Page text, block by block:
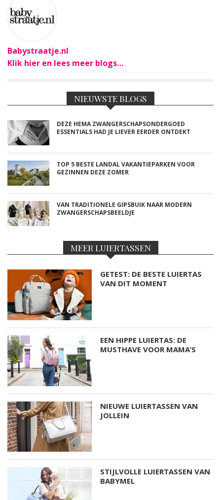
Babystraatje.nl
Klik hier en lees meer blogs…
NIEUWSTE BLOGS
DEZE HEMA ZWANGERSCHAPSONDERGOED
ESSENTIALS HAD JE LIEVER EERDER ONTDEKT
TOP 5 BESTE LANDAL VAKANTIEPARKEN VOOR
GEZINNEN DEZE ZOMER
VAN TRADITIONELE GIPSBUIK NAAR MODERN
ZWANGERSCHAPSBEELDJE
MEER LUIERTASSEN
GETEST: DE BESTE LUIERTAS
VAN DIT MOMENT
EEN HIPPE LUIERTAS: DE
MUSTHAVE VOOR MAMA’S
NIEUWE LUIERTASSEN VAN
JOLLEIN
STIJLVOLLE LUIERTASSEN VAN
BABYMEL